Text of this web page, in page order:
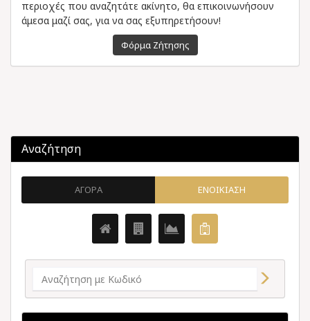
περιοχές που αναζητάτε ακίνητο, θα επικοινωνήσουν
άμεσα μαζί σας, για να σας εξυπηρετήσουν!
Φόρμα Ζήτησης
Αναζήτηση
ΑΓΟΡΑ ΕΝΟΙΚΙΑΣΗ